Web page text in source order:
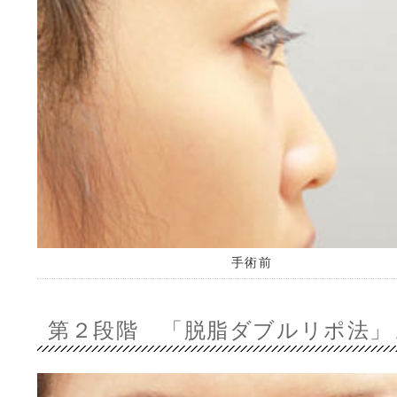
手術前
第２段階 「脱脂ダブルリポ法